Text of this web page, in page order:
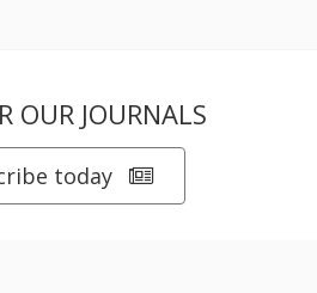
OUR JOURNALS
today